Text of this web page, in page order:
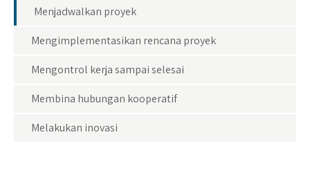
Menjadwalkan proyek
Mengimplementasikan rencana proyek
Mengontrol kerja sampai selesai
Membina hubungan kooperatif
Melakukan inovasi